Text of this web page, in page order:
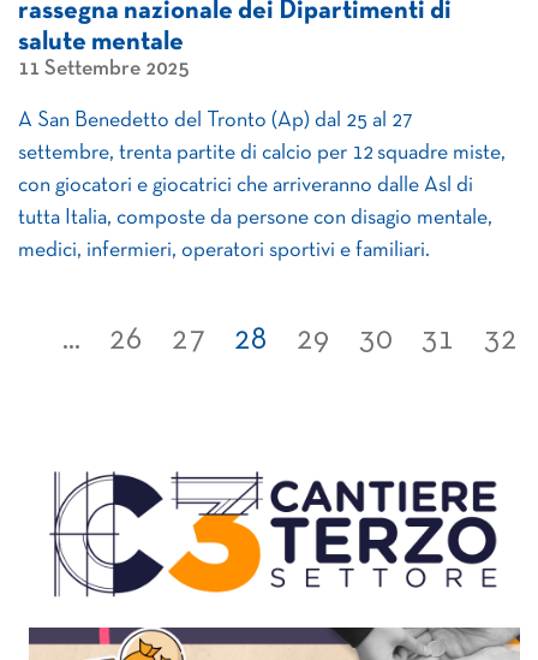
rassegna nazionale dei Dipartimenti di
salute mentale
11 Settembre 2025
A San Benedetto del Tronto (Ap) dal 25 al 27
settembre, trenta partite di calcio per 12 squadre miste,
con giocatori e giocatrici che arriveranno dalle Asl di
tutta Italia, composte da persone con disagio mentale,
medici, infermieri, operatori sportivi e familiari.
... 26 27 28 29 30 31 32